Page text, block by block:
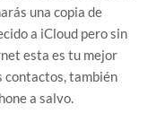
una copia de
a iCloud pero sin
esta es tu mejor
contactos, también
a salvo.